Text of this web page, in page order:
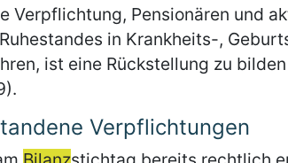
Verpflichtung, Pensionären und
in Krankheits-,
ist eine Rückstellung zu
Verpflichtungen